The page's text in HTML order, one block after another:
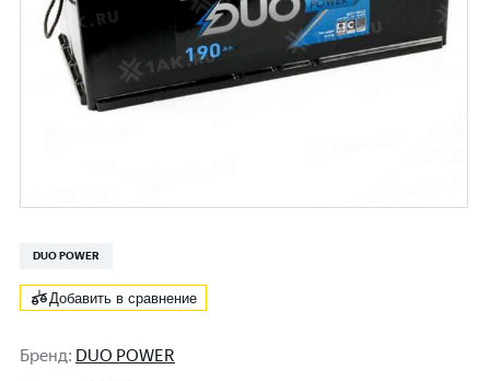
DUO POWER
Добавить в сравнение
Бренд: DUO POWER